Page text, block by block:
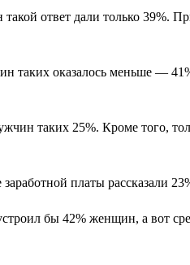
ответ дали только 39%.
таких оказалось меньше —
таких 25%. Кроме того,
платы рассказали
бы 42% женщин, а вот